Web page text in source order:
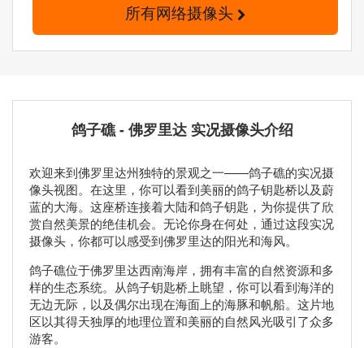
所有网络摄像头
鸽子礁 - 佛罗里达 实况摄像头介绍
欢迎来到佛罗里达州独特的景观之一——鸽子礁的实况摄
像头视图。在这里，你可以看到美丽的鸽子钥匙桥以及蔚
蓝的大海。这座桥连接着大陆和鸽子钥匙，为你提供了欣
赏自然美景的绝佳机会。无论你身在何处，通过这段实况
摄像头，你都可以感受到佛罗里达的阳光和海风。
鸽子礁位于佛罗里达西南海岸，拥有丰富的自然资源和多
样的生态系统。从鸽子钥匙桥上眺望，你可以看到海洋的
无边无际，以及偶尔出现在海面上的海豚和帆船。这片地
区以其得天独厚的地理位置和美丽的自然风光吸引了众多
游客。